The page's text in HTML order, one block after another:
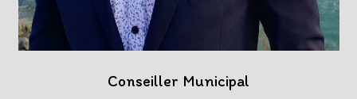
Conseiller Municipal